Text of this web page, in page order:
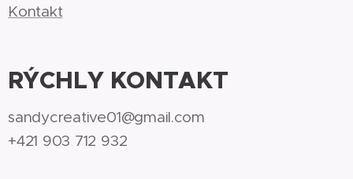
Kontakt
RÝCHLY KONTAKT
sandycreative01@gmail.com
+421 903 712 932